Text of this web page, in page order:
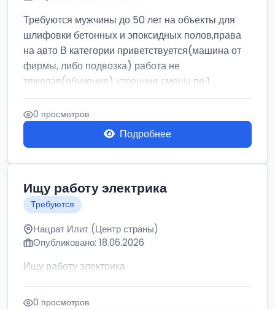
Требуются мужчины до 50 лет на объекты для
шлифовки бетонных и эпоксидных полов,права
на авто В категории приветствуется(машина от
фирмы, либо подвозка) работа не
тяжелая(обучение) утренние смены по 1...
0 просмотров
Подробнее
Ищу работу электрика
Требуются
Нацрат Илит (Центр страны)
Опубликовано: 18.06.2026
Ищу работу электрика
0 просмотров